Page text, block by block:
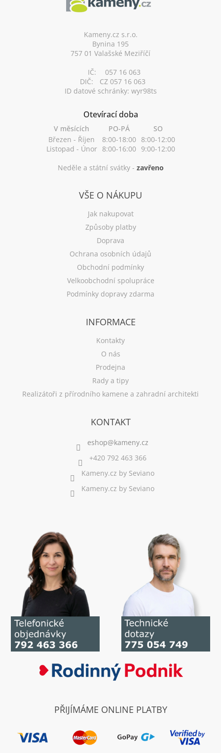
Kameny.cz s.r.o.
Bynina 195
757 01 Valašské Meziříčí
IČ:
057 16 063
DIČ:
CZ 057 16 063
ID datové schránky: wyr98ts
Otevírací doba
V měsících PO-PÁ
SO
Březen - Říjen
8:00-18:00 8:00-12:00
Listopad - Únor 8:00-16:00 9:00-12:00
Neděle a státní svátky - zavřeno
VŠE O NÁKUPU
Jak nakupovat
Způsoby platby
Doprava
Ochrana osobních údajů
Obchodní podmínky
Velkoobchodní spolupráce
Podmínky dopravy zdarma
INFORMACE
Kontakty
O nás
Prodejna
Rady a tipy
Realizátoři z přírodního kamene a zahradní architekti
KONTAKT
+420 792 463 366
Kameny.cz by Seviano
Kameny.cz by Seviano
PŘIJÍMÁME ONLINE PLATBY